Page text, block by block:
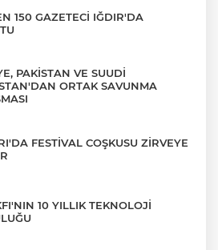
150 GAZETECİ IĞDIR'DA
PAKİSTAN VE SUUDİ
ORTAK SAVUNMA
FESTİVAL COŞKUSU ZİRVEYE
10 YILLIK TEKNOLOJİ